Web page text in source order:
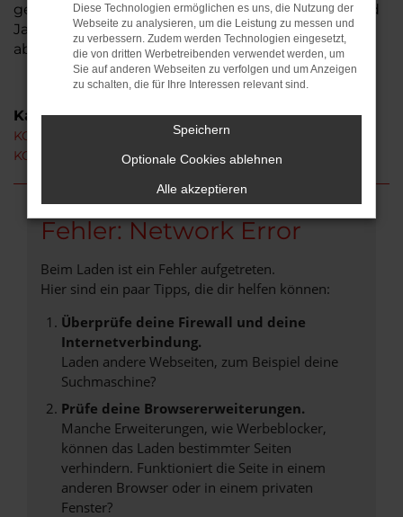
gebraucht. Hinzu kommen Tageszulassungen und
Jahreswagen, die unser breites Sortiment
abrunden.
Kategorie
KGM Rexton Gambach
KGM Rexton Neuwagen Gambach
Fehler: Network Error
Beim Laden ist ein Fehler aufgetreten.
Hier sind ein paar Tipps, die dir helfen können:
Überprüfe deine Firewall und deine
Internetverbindung.
Laden andere Webseiten, zum Beispiel deine
Suchmaschine?
Prüfe deine Browsererweiterungen.
Manche Erweiterungen, wie Werbeblocker,
können das Laden bestimmter Seiten
verhindern. Funktioniert die Seite in einem
anderen Browser oder in einem privaten
Fenster?
Diese Technologien ermöglichen es uns, die Nutzung der
Webseite zu analysieren, um die Leistung zu messen und
zu verbessern. Zudem werden Technologien eingesetzt,
die von dritten Werbetreibenden verwendet werden, um
Sie auf anderen Webseiten zu verfolgen und um Anzeigen
zu schalten, die für Ihre Interessen relevant sind.
Speichern
Optionale Cookies ablehnen
Alle akzeptieren